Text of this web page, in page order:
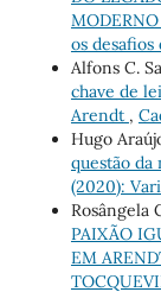
MODERNO
os
Alfons C.
chave de
Arendt ,
Hugo
questão da
(2020):
Rosângela
PAIXÃO
EM